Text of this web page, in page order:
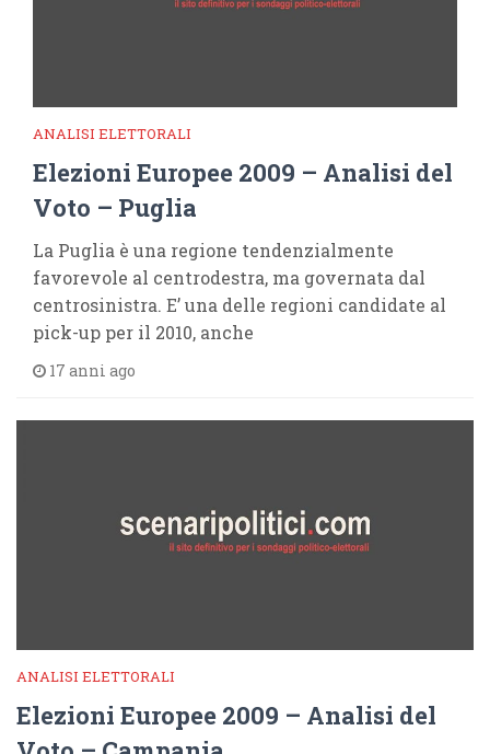
ANALISI ELETTORALI
Elezioni Europee 2009 – Analisi del
Voto – Puglia
La Puglia è una regione tendenzialmente
favorevole al centrodestra, ma governata dal
centrosinistra. E’ una delle regioni candidate al
pick-up per il 2010, anche
17 anni ago
ANALISI ELETTORALI
Elezioni Europee 2009 – Analisi del